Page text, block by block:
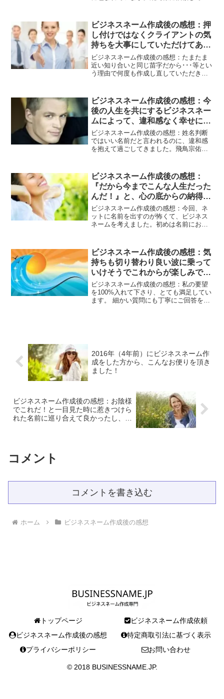
ビジネスネーム作成後の感想：押
し付けではなくクライアントの気
持ちを大事にしていただけてあり
がたかったです。
ビジネスネーム作成後の感想：たまたま
近い知り合いと同じ苗字だから･･･等とい
う理由で何度も作成し直していただきま
対応でとても感謝しています。晴れて事
業がうまく行き独立できることになった
ら、屋号もお願いしたいなぁと思いまし
た。押し付けではなくクライアントの気
持ちを大事にしていただけてありがたか
ったです。
ビジネスネーム作成後の感想：今
後の人生を共にするビジネスネー
ムによって、違和感なく幸せに過
ごせると確信しています。
ビジネスネーム作成後の感想：姓名判断
ではいい名前だと言われるのに、違和感
を抱えて過ごしてきました。飛鳥宗佑先
した。素敵な名前が次々に提案され、修
正などにも丁寧に応対していただき、た
いへんありがたかったです。今後の人生
を共にするビジネスネームによって、違
和感なく幸せに過ごせると確信していま
す。
ビジネスネーム作成後の感想：
『だから今までこんな人生だった
んだ！』と、心の底からの納得と
あまりに当たっていたので、名前
のすごさに驚き、実際作って頂い
て、希望の漢字を入れてもらえ
ビジネスネーム作成後の感想：今回、ネ
ットに名前を出すのが怖くて、ビジネス
ネームを考えました。初めは名前にお金
きたい仕事だったので、勇気を出してお
願いしました。始めは名前を考える時間
が短縮できるからいいぐらいにしか、思
っていませんでしたが、まずは今の名前
を見て頂き、『だから今までこんな人生
だったんだ！』と、心の底からの納得と
あまりに当たっていたので、名前のすご
さに驚き、そんな大切な名前は自分で作
てから使いたいと思います。本当に丁寧
に教えてもらい、これからの仕事が楽し
みです。本当にありがとうございまし
た。
ビジネスネーム作成後の感想：気
持ちも切り替わり良い波に乗って
いけそうでこれからが楽しみで
す。
ビジネスネーム作成後の感想：私の要望
を100%入れて下さり、とても満足してい
ます。 細かい質問にも丁寧にご回答を頂
です。
2016年（4年前）にビジネスネーム作
成をした方から、こんなお便りを頂き
ました！
ビジネスネーム作成後の感想：お陰様
でこれだ！と一目見た時に惹きつけら
れた名前に巡り合えて良かったし、納
コメント
コメントを書き込む
ホーム ビジネスネーム作成後の感想
トップページ
ビジネスネーム作成依頼
ビジネスネーム作成後の感想
特定商取引法に基づく表示
プライバシーポリシー
お問い合わせ
© 2018 BUSINESSNAME.JP.